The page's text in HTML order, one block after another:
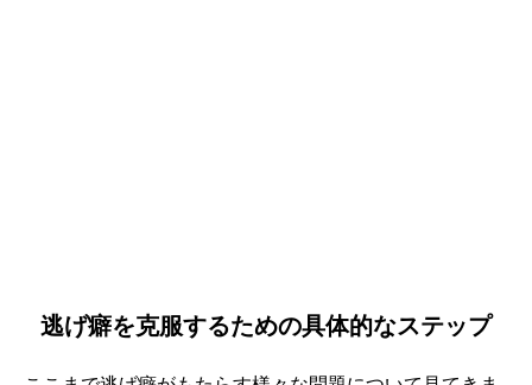
逃げ癖を克服するための具体的なステップ